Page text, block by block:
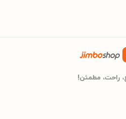
راحت، مطمئن!